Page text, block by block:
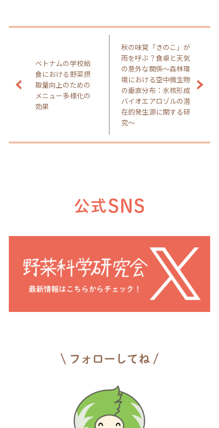
ベトナムの学校給
食における野菜摂
取量向上のための
メニュー多様化の
効果
秋の味覚「きのこ」が
雨を呼ぶ？食卓と天気
の意外な関係～森林環
境における空中微生物
の垂直分布：氷核形成
バイオエアロゾルの潜
在的発生源に関する研
究～